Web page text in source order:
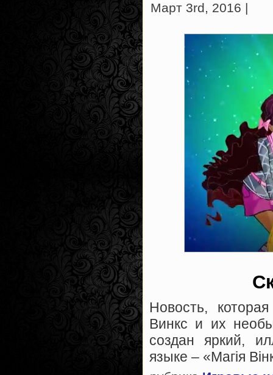
Март 3rd, 2016 |
Новость,
Винкс и их
создан яркий,
языке – «Магія